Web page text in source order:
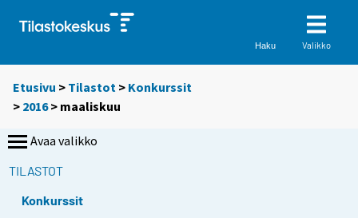
Haku Valikko
Etusivu > Tilastot > Konkurssit
> 2016> maaliskuu
Avaa valikko
TILASTOT
Konkurssit